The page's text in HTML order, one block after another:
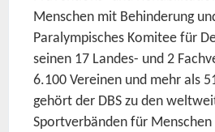
Menschen mit Behinderung
Paralympisches Komitee für
seinen 17 Landes- und 2
6.100 Vereinen und mehr als
gehört der DBS zu den
Sportverbänden für